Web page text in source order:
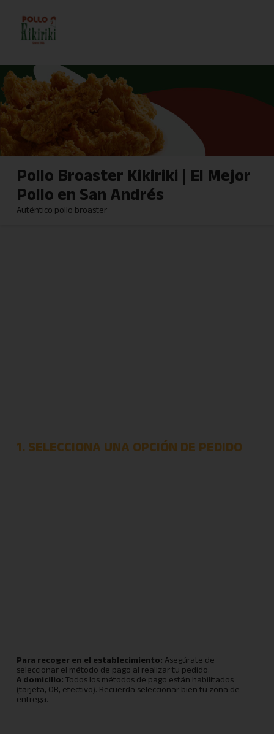
Pollo Broaster Kikiriki | El Mejor
Pollo en San Andrés
Auténtico pollo broaster
1. SELECCIONA UNA OPCIÓN DE PEDIDO
Para recoger en el establecimiento: Asegúrate de
seleccionar el método de pago al realizar tu pedido.
A domicilio:Todos los métodos de pago están habilitados
(tarjeta, QR, efectivo). Recuerda seleccionar bien tu zona de
entrega.